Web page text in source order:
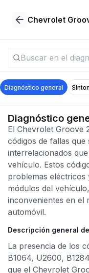
Diagnóstico general
Diagnóstico
El Chevrolet Groove
códigos de fallas
interrelacionados
vehículo. Estos
problemas
módulos del
inconvenientes en el
automóvil.
Descripción general
La presencia de los
B1064, U2600,
que el Chevrolet